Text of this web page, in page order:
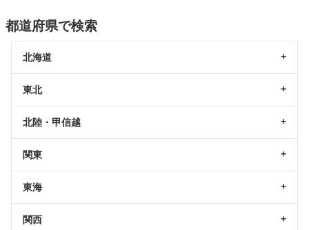
都道府県で検索
北海道
東北
北陸・甲信越
関東
東海
関西